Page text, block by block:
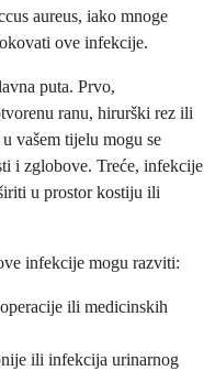
aureus, iako mnoge
ove infekcije.
puta. Prvo,
ranu, hirurški rez ili
vašem tijelu mogu se
i zglobove. Treće, infekcije
u prostor kostiju ili
infekcije mogu razviti:
ili medicinskih
ili infekcija urinarnog